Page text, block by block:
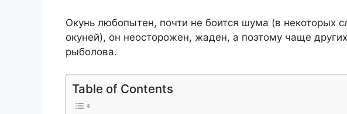
Окунь любопытен, почти не боится шума (в некоторых
окуней), он неосторожен, жаден, а поэтому чаще
рыболова.
Table of Contents